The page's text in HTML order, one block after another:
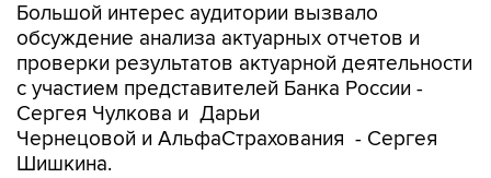
Большой интерес аудитории вызвало
обсуждение анализа актуарных отчетов и
проверки результатов актуарной деятельности
с участием представителей Банка России -
Сергея Чулкова и Дарьи
Чернецовой и АльфаСтрахования - Сергея
Шишкина.